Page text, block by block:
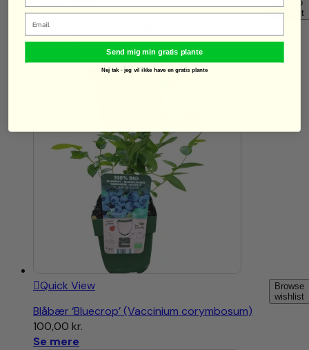
Add to
wishlist
Blåbær ‘Brigitta blue’ Øko
100,00kr.
Browse
wishlist
Quick View
Blåbær ‘Bluecrop’ (Vaccinium corymbosum)
100,00 kr.
Se mere
Send mig min gratis plante
Nej tak - jeg vil ikke have en gratis plante